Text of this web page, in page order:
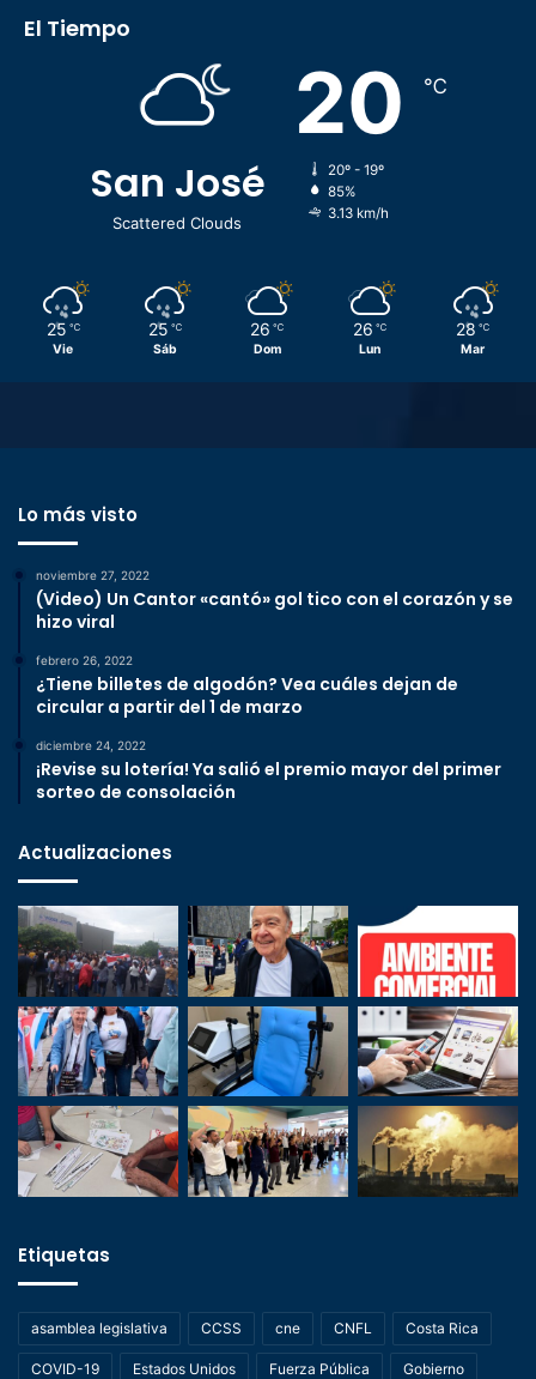
El Tiempo
San José
Scattered Clouds
20 ℃
20º - 19º
85%
3.13 km/h
25 ℃
Vie
25 ℃
Sáb
26 ℃
Dom
26 ℃
Lun
28 ℃
Mar
Lo más visto
noviembre 27, 2022
(Video) Un Cantor «cantó» gol tico con el corazón y se
hizo viral
febrero 26, 2022
¿Tiene billetes de algodón? Vea cuáles dejan de
circular a partir del 1 de marzo
diciembre 24, 2022
¡Revise su lotería! Ya salió el premio mayor del primer
sorteo de consolación
Actualizaciones
Etiquetas
asamblea legislativa CCSS cne CNFL Costa Rica
COVID-19 Estados Unidos Fuerza Pública Gobierno